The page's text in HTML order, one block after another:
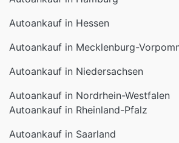
Autoankauf in Hessen
Autoankauf in Mecklenburg-
Autoankauf in Niedersachsen
Autoankauf in Nordrhein-Westfalen
Autoankauf in Rheinland-Pfalz
Autoankauf in Saarland